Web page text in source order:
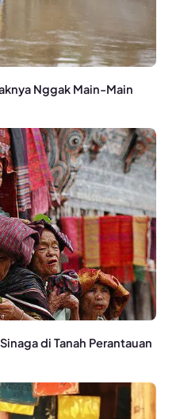
Nggak Main-Main
di Tanah Perantauan